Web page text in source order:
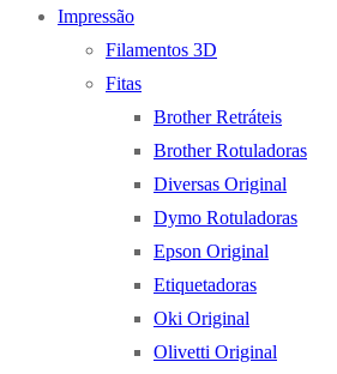
Impressão
Filamentos 3D
Fitas
Brother Retráteis
Brother Rotuladoras
Diversas Original
Dymo Rotuladoras
Epson Original
Etiquetadoras
Oki Original
Olivetti Original